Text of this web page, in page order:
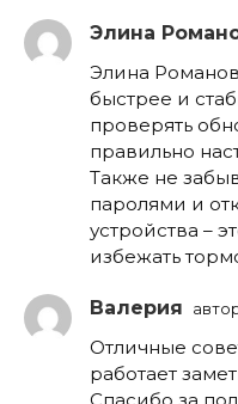
Элина
Элина
быстрее и
проверять
правильно
Также не
паролями и
устройства –
избежать
Валерия
Отличные
работает